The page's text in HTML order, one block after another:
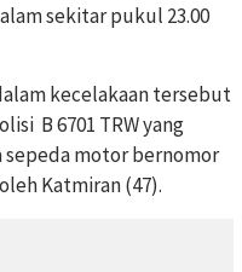
sekitar pukul 23.00
kecelakaan tersebut
B 6701 TRW yang
motor bernomor
Katmiran (47).